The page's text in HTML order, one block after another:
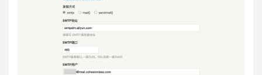
阿里云邮箱的SMTP地址为：
smtpdm.aliyun.com
SMTP验证要勾起SSL加密